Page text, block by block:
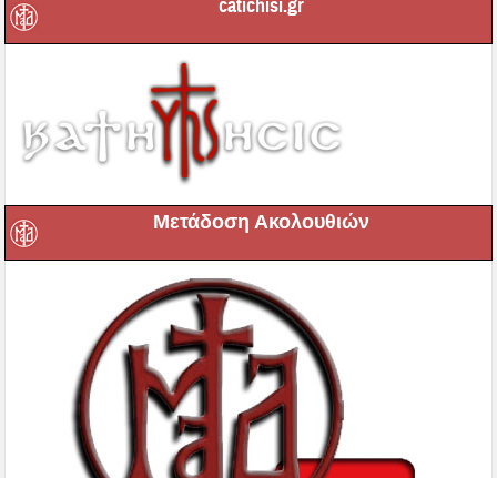
catichisi.gr
Μετάδοση Ακολουθιών